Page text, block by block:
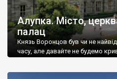
Алупка. Місто,
палац
Князь Воронцов був чи не
часу, але давайте не будемо